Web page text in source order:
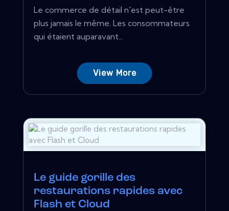
Le commerce de détail n'est peut-être
plus jamais le même. Les consommateurs
qui étaient auparavant...
View More
Le guide gorille des
restaurations rapides avec
Flash et Cloud